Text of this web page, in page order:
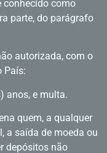
conhecido como
parte, do parágrafo
autorizada, com o
País:
anos, e multa.
quem, a qualquer
a saída de moeda ou
depósitos não